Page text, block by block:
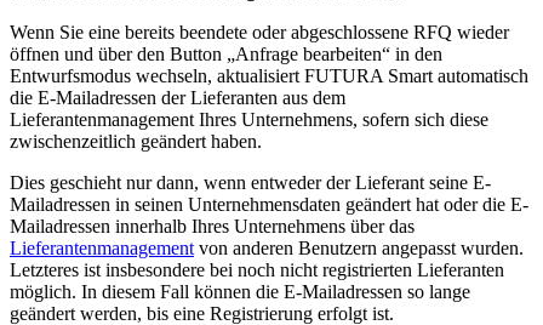
Wenn Sie eine bereits beendete oder abgeschlossene RFQ wieder
öffnen und über den Button „Anfrage bearbeiten“ in den
Entwurfsmodus wechseln, aktualisiert FUTURA Smart automatisch
die E-Mailadressen der Lieferanten aus dem
Lieferantenmanagement Ihres Unternehmens, sofern sich diese
zwischenzeitlich geändert haben.
Dies geschieht nur dann, wenn entweder der Lieferant seine E-
Mailadressen in seinen Unternehmensdaten geändert hat oder die E-
Mailadressen innerhalb Ihres Unternehmens über das
Lieferantenmanagement von anderen Benutzern angepasst wurden.
Letzteres ist insbesondere bei noch nicht registrierten Lieferanten
möglich. In diesem Fall können die E-Mailadressen so lange
geändert werden, bis eine Registrierung erfolgt ist.